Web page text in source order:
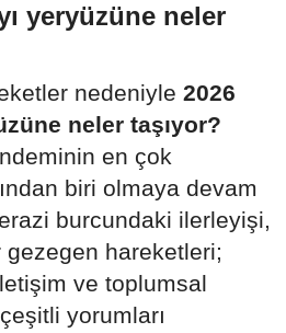
yeryüzüne neler
nedeniyle 2026
neler taşıyor?
en çok
biri olmaya devam
burcundaki ilerleyişi,
hareketleri;
ve toplumsal
yorumları